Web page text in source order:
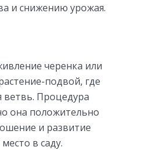
и снижению урожая.
черенка или
подвой, где
ветвь. Процедура
она положительно
и развитие
в саду.